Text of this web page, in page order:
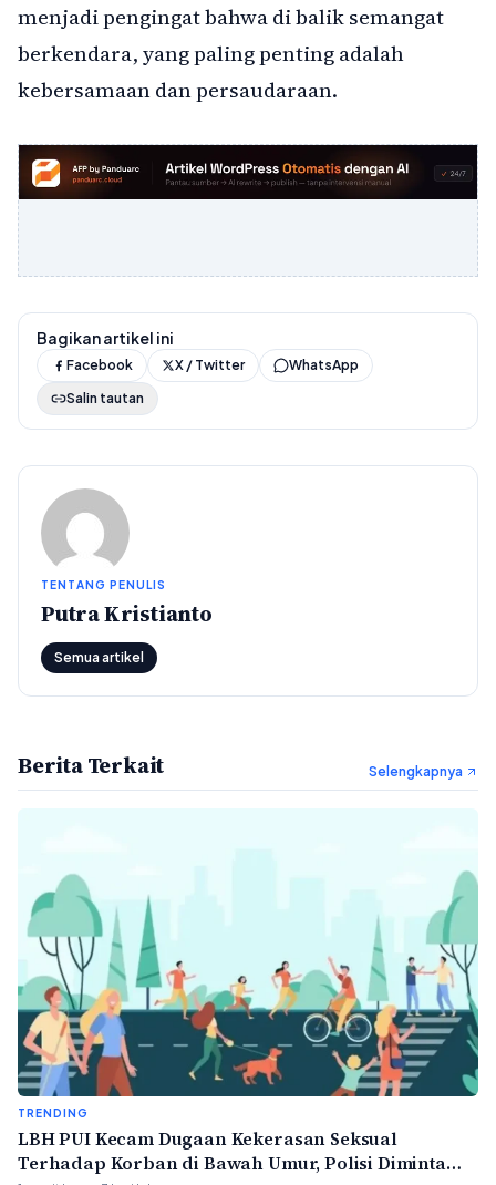
menjadi pengingat bahwa di balik semangat
berkendara, yang paling penting adalah
kebersamaan dan persaudaraan.
Bagikan artikel ini
Facebook X / Twitter
WhatsApp
Salin tautan
TENTANG PENULIS
Putra Kristianto
Semua artikel
Berita Terkait Selengkapnya
TRENDING
LBH PUI Kecam Dugaan Kekerasan Seksual
Terhadap Korban di Bawah Umur, Polisi Diminta